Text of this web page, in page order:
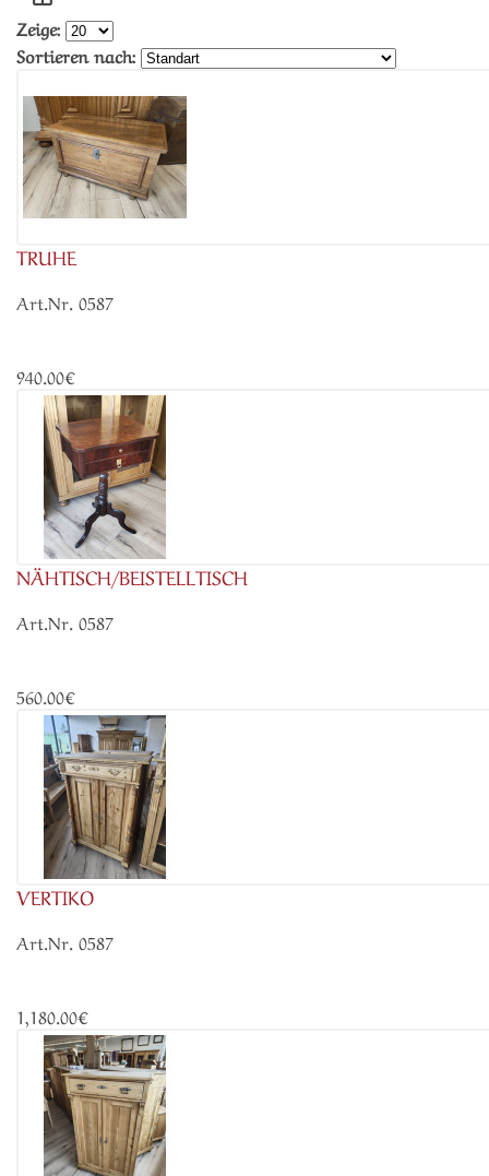
Zeige:
Sortieren nach:
TRUHE
Art.Nr. 0587
940.00€
NÄHTISCH/BEISTELLTISCH
Art.Nr. 0587
560.00€
VERTIKO
Art.Nr. 0587
1,180.00€